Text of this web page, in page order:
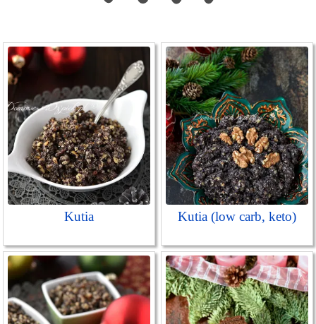
Kutia Kutia (low carb, keto)